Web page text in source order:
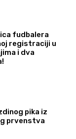
fudbalera
registraciji u
i dva
pika iz
prvenstva